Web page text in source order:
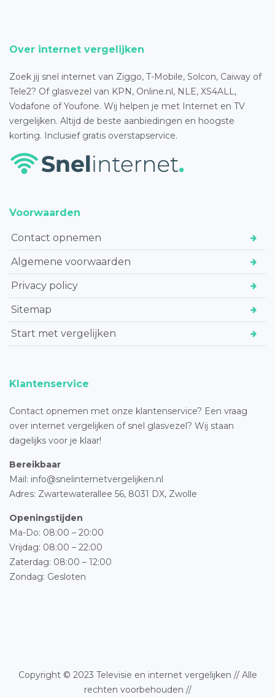
Over internet vergelijken
Zoek jij snel internet van Ziggo, T-Mobile, Solcon, Caiway of
Tele2? Of glasvezel van KPN, Online.nl, NLE, XS4ALL,
Vodafone of Youfone. Wij helpen je met Internet en TV
vergelijken. Altijd de beste aanbiedingen en hoogste
korting. Inclusief gratis overstapservice.
Voorwaarden
Contact opnemen
Algemene voorwaarden
Privacy policy
Sitemap
Start met vergelijken
Klantenservice
Contact opnemen met onze klantenservice? Een vraag
over internet vergelijken of snel glasvezel? Wij staan
dagelijks voor je klaar!
Bereikbaar
Mail: info@snelinternetvergelijken.nl
Adres: Zwartewaterallee 56, 8031 DX, Zwolle
Openingstijden
Ma-Do: 08:00 – 20:00
Vrijdag: 08:00 – 22:00
Zaterdag: 08:00 – 12:00
Zondag: Gesloten
Copyright © 2023 Televisie en internet vergelijken // Alle
rechten voorbehouden //